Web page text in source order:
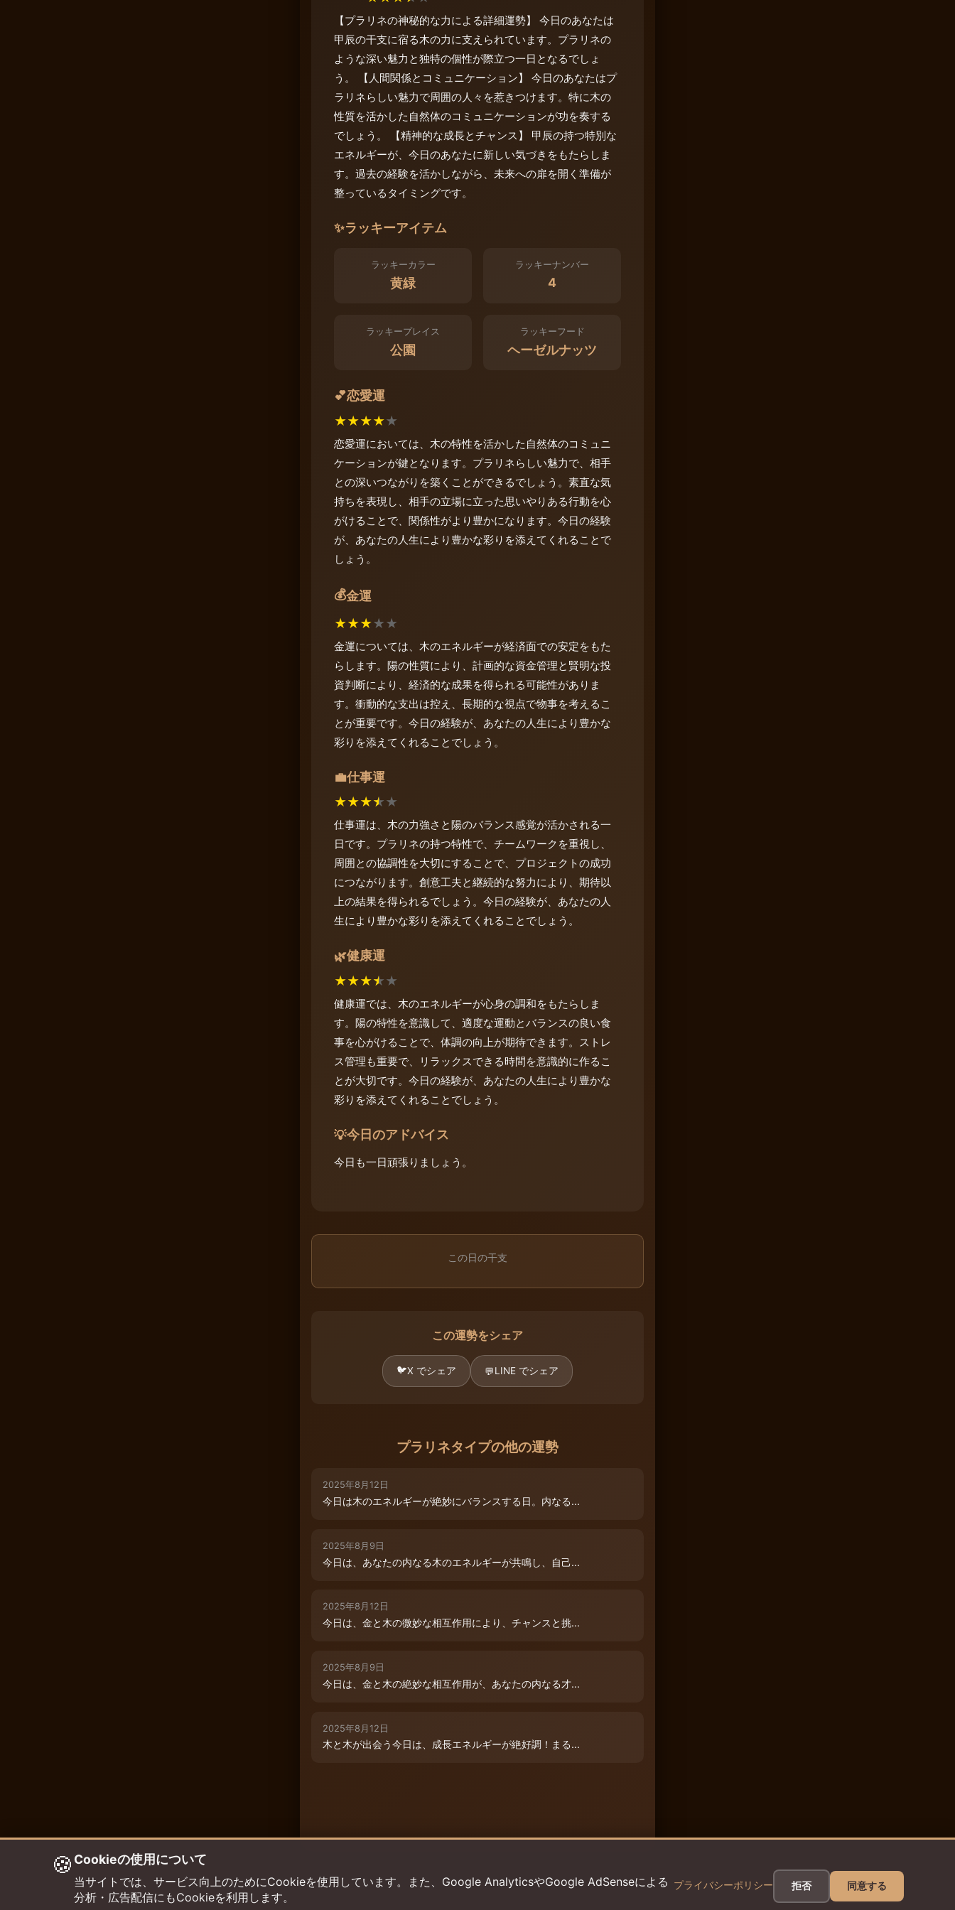
【プラリネの神秘的な力による詳細運勢】 今日のあなたは
甲辰の干支に宿る木の力に支えられています。プラリネの
ような深い魅力と独特の個性が際立つ一日となるでしょ
う。 【人間関係とコミュニケーション】 今日のあなたはプ
ラリネらしい魅力で周囲の人々を惹きつけます。特に木の
性質を活かした自然体のコミュニケーションが功を奏する
でしょう。 【精神的な成長とチャンス】 甲辰の持つ特別な
エネルギーが、今日のあなたに新しい気づきをもたらしま
す。過去の経験を活かしながら、未来への扉を開く準備が
整っているタイミングです。
✨ラッキーアイテム
ラッキーカラー
黄緑
ラッキーナンバー
4
ラッキープレイス
公園
ラッキーフード
ヘーゼルナッツ
💕恋愛運
★★★★★
恋愛運においては、木の特性を活かした自然体のコミュニ
ケーションが鍵となります。プラリネらしい魅力で、相手
との深いつながりを築くことができるでしょう。素直な気
持ちを表現し、相手の立場に立った思いやりある行動を心
がけることで、関係性がより豊かになります。今日の経験
が、あなたの人生により豊かな彩りを添えてくれることで
しょう。
💰金運
★★★★★
金運については、木のエネルギーが経済面での安定をもた
らします。陽の性質により、計画的な資金管理と賢明な投
資判断により、経済的な成果を得られる可能性がありま
す。衝動的な支出は控え、長期的な視点で物事を考えるこ
とが重要です。今日の経験が、あなたの人生により豊かな
彩りを添えてくれることでしょう。
💼仕事運
★★★★★
仕事運は、木の力強さと陽のバランス感覚が活かされる一
日です。プラリネの持つ特性で、チームワークを重視し、
周囲との協調性を大切にすることで、プロジェクトの成功
につながります。創意工夫と継続的な努力により、期待以
上の結果を得られるでしょう。今日の経験が、あなたの人
生により豊かな彩りを添えてくれることでしょう。
🌿健康運
★★★★★
健康運では、木のエネルギーが心身の調和をもたらしま
す。陽の特性を意識して、適度な運動とバランスの良い食
事を心がけることで、体調の向上が期待できます。ストレ
ス管理も重要で、リラックスできる時間を意識的に作るこ
とが大切です。今日の経験が、あなたの人生により豊かな
彩りを添えてくれることでしょう。
💡今日のアドバイス
今日も一日頑張りましょう。
この日の干支
この運勢をシェア
🐦X でシェア 💬LINE でシェア
プラリネタイプの他の運勢
2025年8月12日
今日は木のエネルギーが絶妙にバランスする日。内なる...
2025年8月9日
今日は、あなたの内なる木のエネルギーが共鳴し、自己...
2025年8月12日
今日は、金と木の微妙な相互作用により、チャンスと挑...
2025年8月9日
今日は、金と木の絶妙な相互作用が、あなたの内なる才...
2025年8月12日
木と木が出会う今日は、成長エネルギーが絶好調！まる...
🍪 Cookieの使用について
当サイトでは、サービス向上のためにCookieを使用しています。また、Google AnalyticsやGoogle AdSenseによる
分析・広告配信にもCookieを利用します。
プライバシーポリシー 拒否 同意する